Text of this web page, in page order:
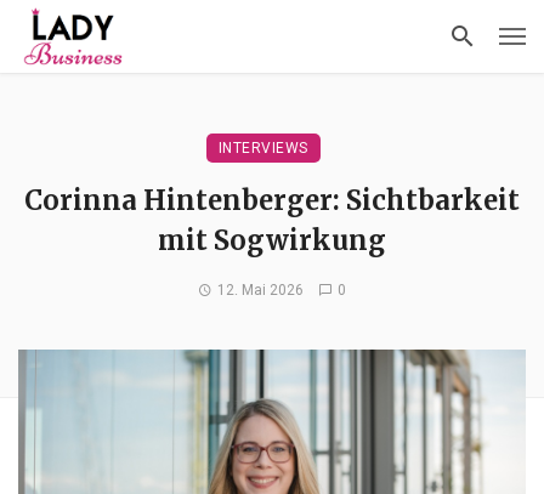
INTERVIEWS
Corinna Hintenberger: Sichtbarkeit
mit Sogwirkung
12. Mai 2026 0